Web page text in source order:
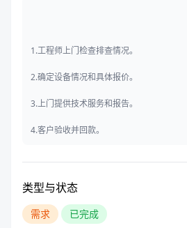
1.工程师上门检查排查情况。
2.确定设备情况和具体报价。
3.上门提供技术服务和报告。
4.客户验收并回款。
类型与状态
需求 已完成